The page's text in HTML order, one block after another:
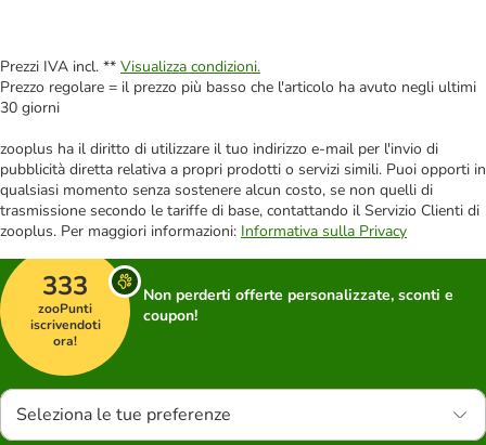
Prezzi IVA incl. ** Visualizza condizioni.
Prezzo regolare = il prezzo più basso che l'articolo ha avuto negli ultimi
30 giorni
zooplus ha il diritto di utilizzare il tuo indirizzo e-mail per l'invio di
pubblicità diretta relativa a propri prodotti o servizi simili. Puoi opporti in
qualsiasi momento senza sostenere alcun costo, se non quelli di
trasmissione secondo le tariffe di base, contattando il Servizio Clienti di
zooplus. Per maggiori informazioni: Informativa sulla Privacy
333
zooPunti
iscrivendoti
ora!
Non perderti offerte personalizzate, sconti e
coupon!
Seleziona le tue preferenze